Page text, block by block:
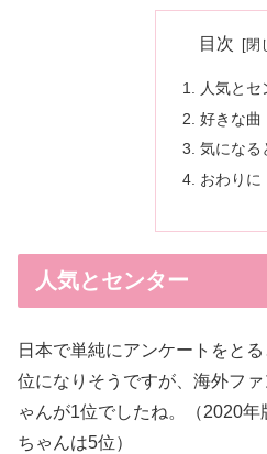
目次
人気とセ
好きな曲
気になる
おわりに
人気とセンター
日本で単純にアンケートをと
位になりそうですが、海外フ
ゃんが1位でしたね。（2020
ちゃんは5位）